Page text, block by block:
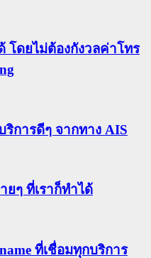
โดยไม่ต้องกังวลค่าโทร
ริการดีๆ จากทาง AIS
ยๆ ที่เราก็ทำได้
ที่เชื่อมทุกบริการ